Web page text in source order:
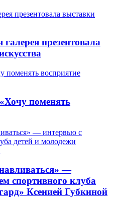
презентовала
поменять
—
спортивного клуба
Ксенией Губкиной